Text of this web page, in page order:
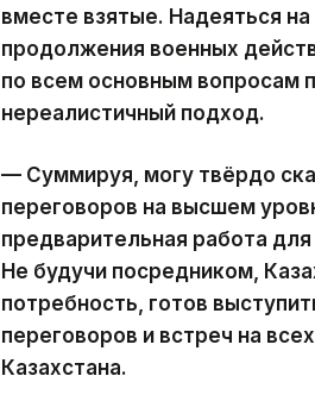
вместе взятые. Надеяться
продолжения военных
по всем основным вопросам
нереалистичный подход.
— Суммируя, могу твёрдо
переговоров на высшем
предварительная работа
Не будучи посредником,
потребность, готов
переговоров и встреч на
Казахстана.